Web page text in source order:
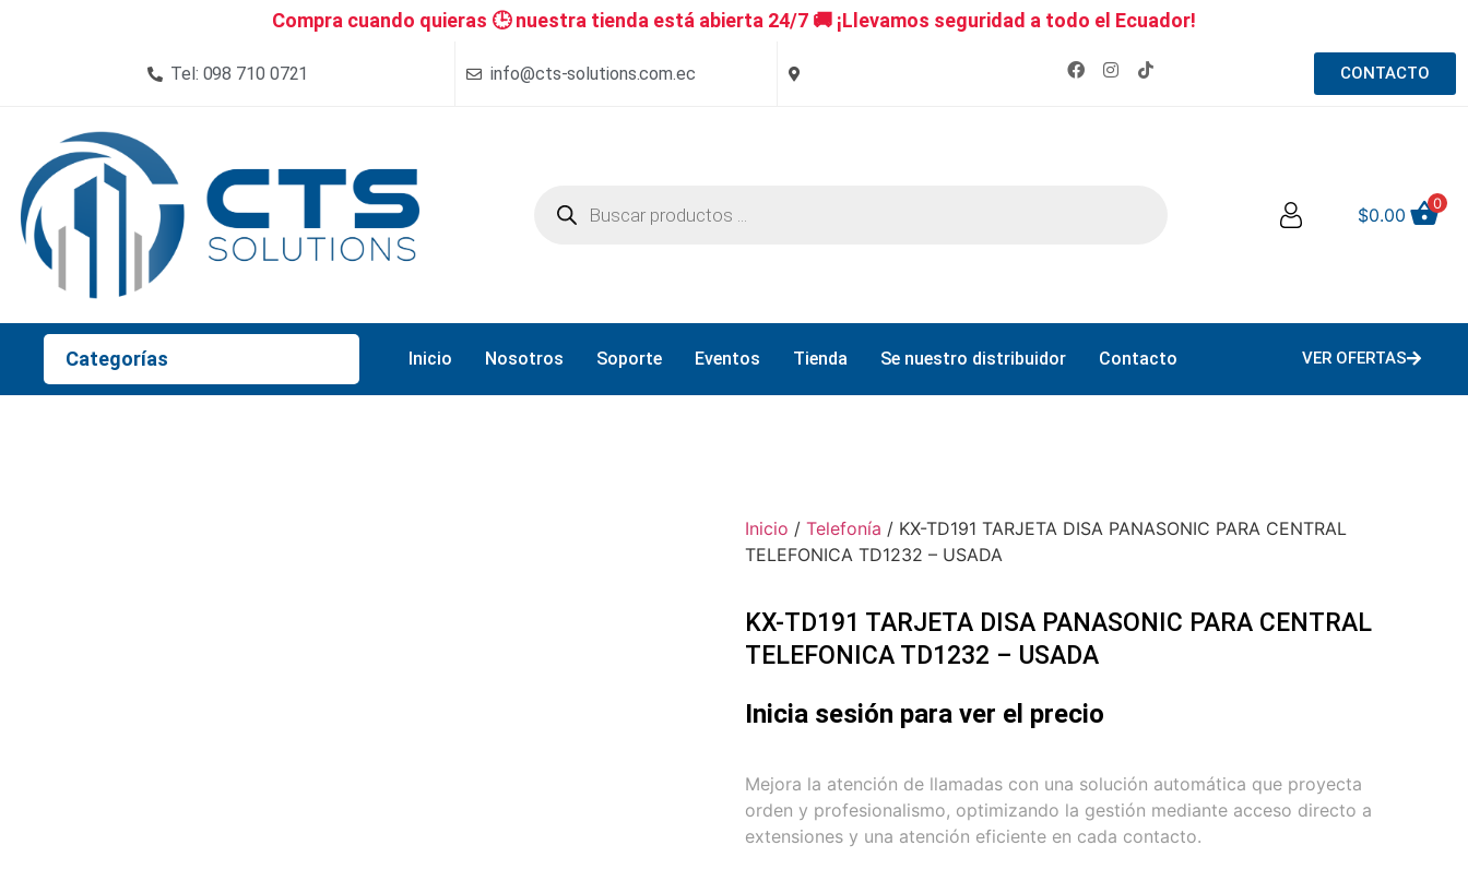
Compra cuando quieras 🕒 nuestra tienda está abierta 24/7 🚚 ¡Llevamos seguridad a todo el Ecuador!
Tel: 098 710 0721 info@cts-solutions.com.ec CONTACTO
$0.00
0
Categorías Inicio Nosotros Soporte Eventos Tienda Se nuestro distribuidor Contacto VER OFERTAS
Inicio / Telefonía / KX-TD191 TARJETA DISA PANASONIC PARA CENTRAL
TELEFONICA TD1232 – USADA
KX-TD191 TARJETA DISA PANASONIC PARA CENTRAL
TELEFONICA TD1232 – USADA
Inicia sesión para ver el precio
Mejora la atención de llamadas con una solución automática que proyecta
orden y profesionalismo, optimizando la gestión mediante acceso directo a
extensiones y una atención eficiente en cada contacto.